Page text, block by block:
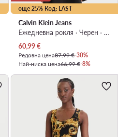
още 25% Код: LAST
Calvin Klein Jeans
Ежедневна рокля · Черен · Мини
Актуална цена
60,99€
Редовна цена87,99 €-30%
Най-ниска цена66,99 €-8%